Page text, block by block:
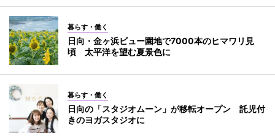
暮らす・働く
日向・金ヶ浜ビュー園地で7000本のヒマワリ見
頃 太平洋を望む夏景色に
暮らす・働く
日向の「スタジオムーン」が移転オープン 託児付
きのヨガスタジオに